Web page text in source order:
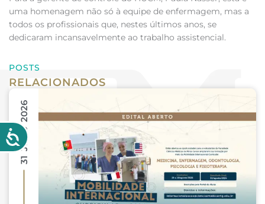
uma homenagem não só à equipe de enfermagem, mas a
todos os profissionais que, nestes últimos anos, se
dedicaram incansavelmente ao trabalho assistencial.
POSTS
RELACIONADOS
31 Julho 2026